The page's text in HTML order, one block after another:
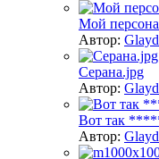
Мой
Автор:
Серана.jpg
Автор:
Вот так
Автор: